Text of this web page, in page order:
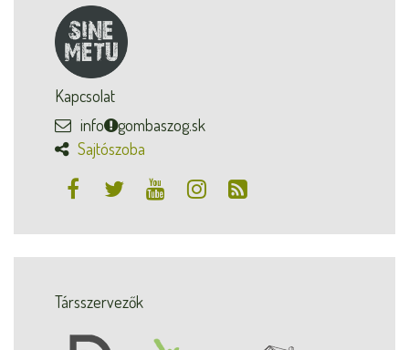
Kapcsolat
info
gombaszog.sk
Sajtószoba
Társszervezők